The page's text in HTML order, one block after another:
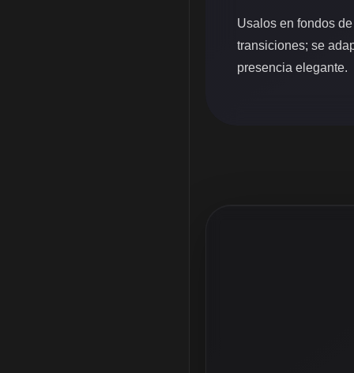
Usalos en fondos
transiciones; se
presencia elegante.